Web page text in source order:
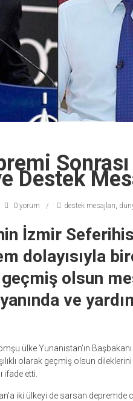
Destek
0 yorum destek mesajları,
İzmir
dolayısıyla
olsun
ve
ülke Yunanistan’ın
olarak geçmiş olsun
ifade etti.
iki ülkeyi de sarsan depremde